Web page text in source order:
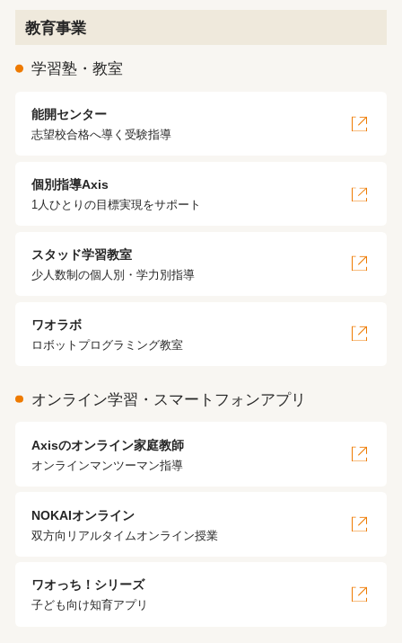
教育事業
学習塾・教室
能開センター
志望校合格へ導く受験指導
個別指導Axis
1人ひとりの目標実現をサポート
スタッド学習教室
少人数制の個人別・学力別指導
ワオラボ
ロボットプログラミング教室
オンライン学習・スマートフォンアプリ
Axisのオンライン家庭教師
オンラインマンツーマン指導
NOKAIオンライン
双方向リアルタイムオンライン授業
ワオっち！シリーズ
子ども向け知育アプリ